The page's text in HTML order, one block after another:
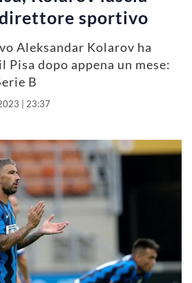
sportivo
Aleksandar Kolarov ha
Pisa dopo appena un mese:
B
| 23:37